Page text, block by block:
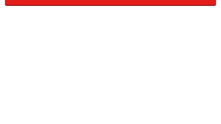
「ごはんで太る」は本当か？日本人のデー